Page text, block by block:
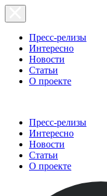
Пресс-релизы
Интересно
Новости
Статьи
О проекте
Пресс-релизы
Интересно
Новости
Статьи
О проекте